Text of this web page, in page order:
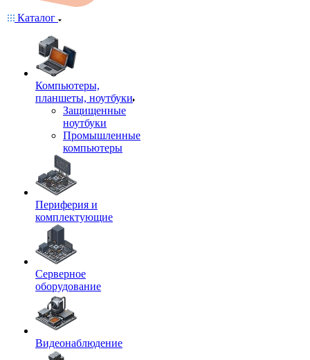
Каталог
Компьютеры,
планшеты, ноутбуки
Защищенные
ноутбуки
Промышленные
компьютеры
Периферия и
комплектующие
Серверное
оборудование
Видеонаблюдение